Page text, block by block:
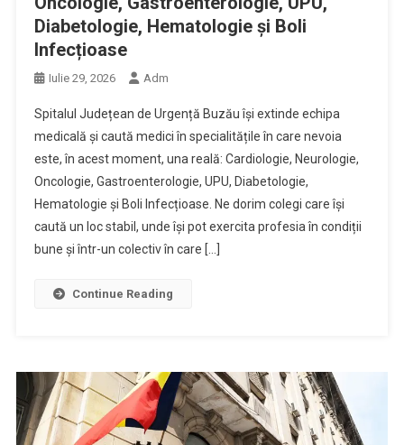
Diabetologie, Hematologie și Boli
Infecțioase
Iulie 29, 2026 Adm
Spitalul Județean de Urgență Buzău își extinde echipa
medicală și caută medici în specialitățile în care nevoia
este, în acest moment, una reală: Cardiologie, Neurologie,
Oncologie, Gastroenterologie, UPU, Diabetologie,
Hematologie și Boli Infecțioase. Ne dorim colegi care își
caută un loc stabil, unde își pot exercita profesia în condiții
bune și într-un colectiv în care […]
Continue Reading